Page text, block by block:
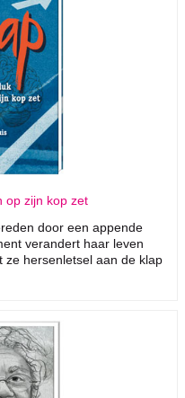
op zijn kop zet
door een appende
verandert haar leven
ze hersenletsel aan de klap